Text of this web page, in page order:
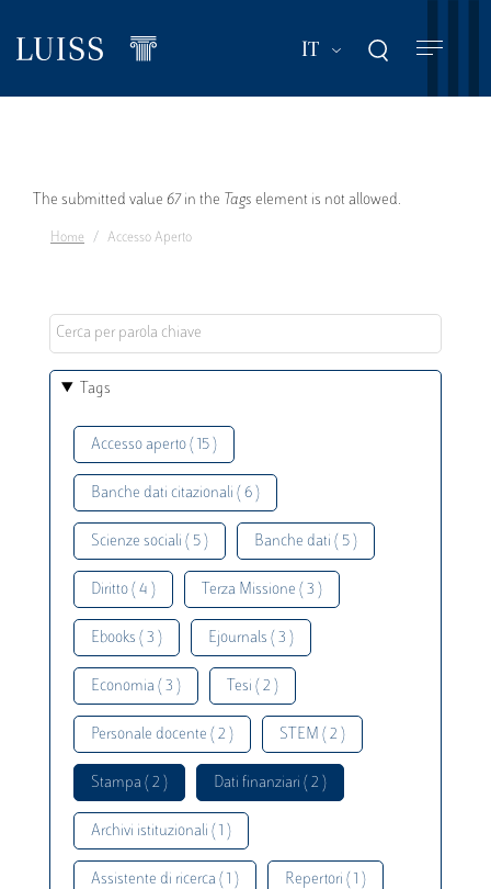
contenuto
IT Mostra ulteriori
Messaggio
di
The submitted value 67 in the Tags element is not allowed.
Home Accesso Aperto
Tags
Accesso aperto ( 15 )
Banche dati citazionali ( 6 )
Scienze sociali ( 5 ) Banche dati ( 5 )
Diritto ( 4 ) Terza Missione ( 3 )
Ebooks ( 3 ) Ejournals ( 3 )
Economia ( 3 ) Tesi ( 2 )
Personale docente ( 2 ) STEM ( 2 )
Stampa ( 2 ) Dati finanziari ( 2 )
Archivi istituzionali ( 1 )
Assistente di ricerca ( 1 ) Repertori ( 1 )